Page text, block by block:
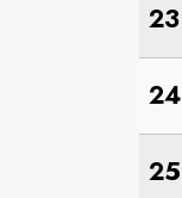
23
24
25